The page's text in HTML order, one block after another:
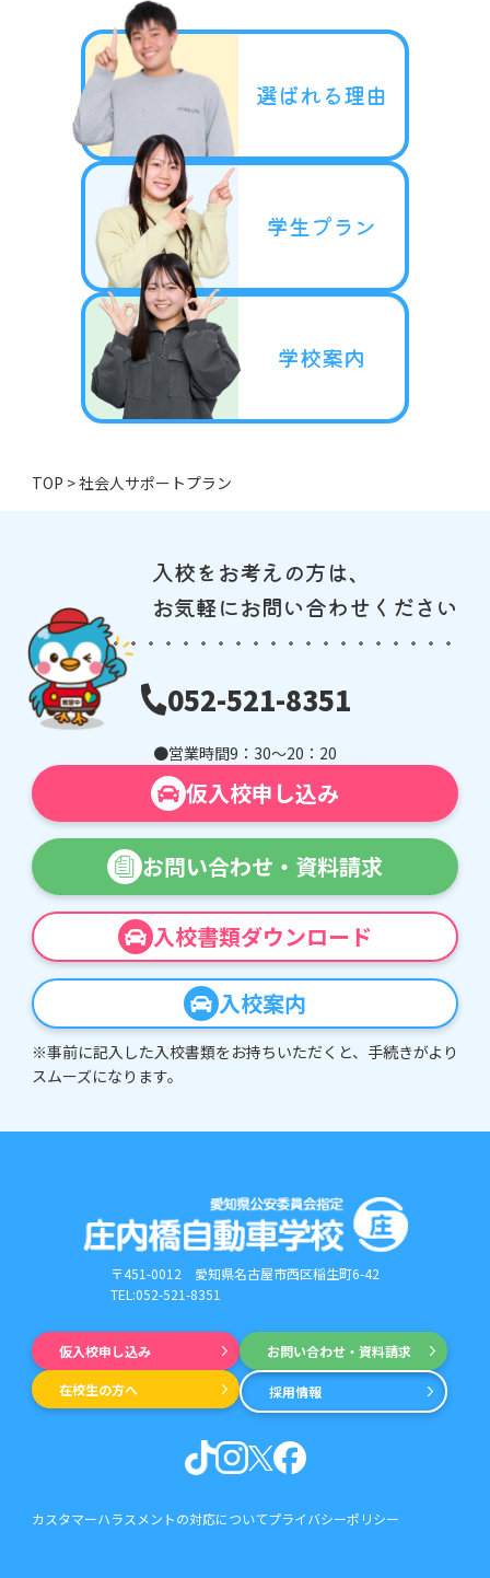
選ばれる理由
学生プラン
学校案内
TOP >社会人サポートプラン
入校をお考えの方は、
お気軽にお問い合わせください
052-521-8351
営業時間9：30〜20：20
仮入校申し込み
お問い合わせ・ 資料請求
入校書類ダウンロード
入校案内
※事前に記入した入校書類をお持ちいただくと、手続きがより
スムーズになります。
〒451-0012 愛知県名古屋市西区稲生町6-42
TEL:052-521-8351
仮入校申し込み お問い合わせ・資料請求
在校生の方へ 採用情報
カスタマーハラスメントの対応についてプライバシーポリシー